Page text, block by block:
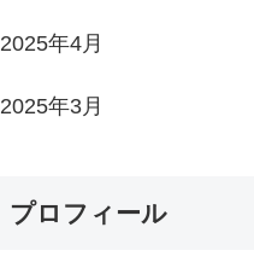
2025年4月
2025年3月
プロフィール